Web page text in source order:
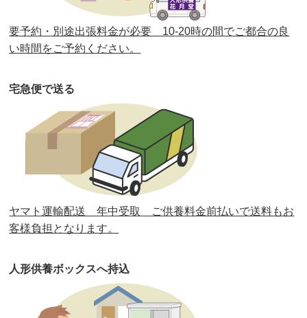
第36回人形供養祭 令和2年4月16日(木)
第35回人形供養祭令和2年2月13日(木)
第33回人形供養祭
第32回人形供養祭 令和元年6月12日(水)
第31回人形供養祭 平成31年3月13日(水)
第30回人形供養祭平成30年11月28日(水)
第29回人形供養祭平成30年5月23日(水)
第27回人形供養祭平成29年6月14日(水)
第26回人形供養祭平成28年12月15日(木)
要予約・別途出張料金が必要 10-20時の間でご都合の良
い時間をご予約ください。
宅急便で送る
ヤマト運輸配送 年中受取 ご供養料金前払いで送料もお
客様負担となります。
人形供養ボックスへ持込